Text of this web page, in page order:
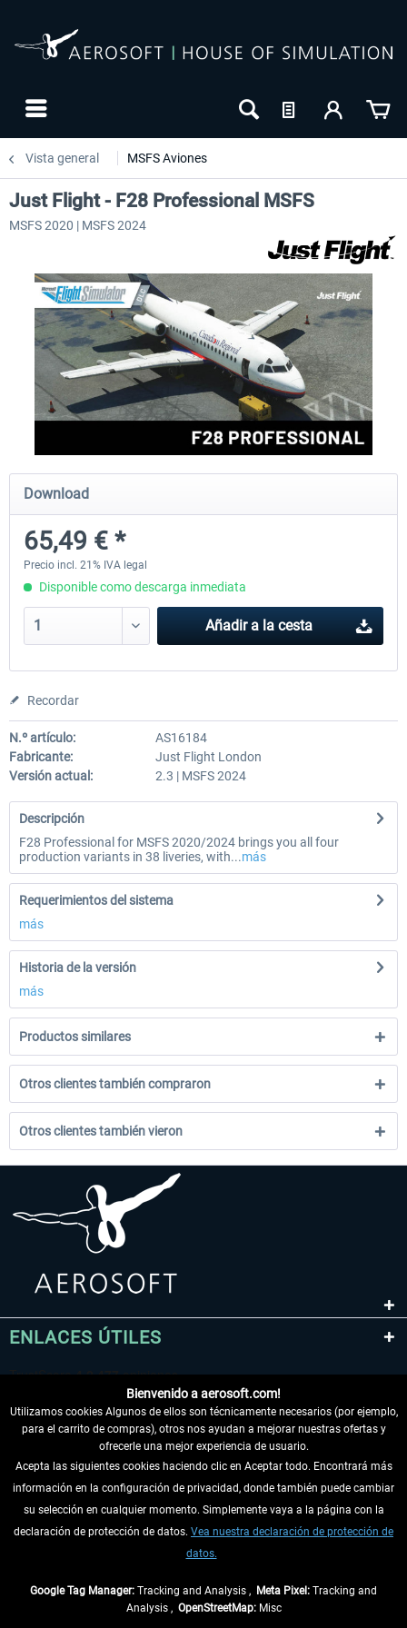
Vista general MSFS Aviones
FlightSim Studio - E-Jets 170/175
40,62 € *
Aerosoft Aircraft A340-
Just Flight - F28 Professional MSFS
MSFS 2020 | MSFS 2024
Download
65,49 € *
Precio incl. 21% IVA legal
Disponible como descarga inmediata
Añadir a la cesta
Recordar
N.º artículo:
AS16184
Fabricante:
Just Flight London
Versión actual:
2.3 | MSFS 2024
Descripción
F28 Professional for MSFS 2020/2024 brings you all four
production variants in 38 liveries, with...más
Requerimientos del sistema
más
Historia de la versión
más
Productos similares
Otros clientes también compraron
Otros clientes también vieron
ENLACES ÚTILES
DESISTIR DEL CONTRATO
INFORMACIÓN
Bienvenido a aerosoft.com!
Utilizamos cookies Algunos de ellos son técnicamente necesarios (por ejemplo,
para el carrito de compras), otros nos ayudan a mejorar nuestras ofertas y
ofrecerle una mejor experiencia de usuario.
Acepta las siguientes cookies haciendo clic en Aceptar todo. Encontrará más
información en la configuración de privacidad, donde también puede cambiar
su selección en cualquier momento. Simplemente vaya a la página con la
declaración de protección de datos. Vea nuestra declaración de protección de
datos.
Google Tag Manager: Tracking and Analysis , Meta Pixel: Tracking and
Analysis , OpenStreetMap:Misc